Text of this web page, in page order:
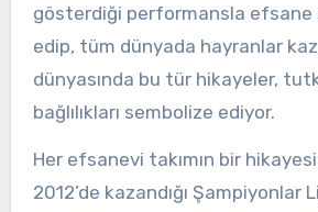
gösterdiği performansla
edip, tüm dünyada hayranlar
dünyasında bu tür hikayeler,
bağlılıkları sembolize ediyor.
Her efsanevi takımın bir
2012’de kazandığı Şampiyonlar